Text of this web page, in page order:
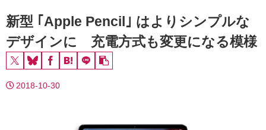
新型 ｢Apple Pencil｣ はよりシンプルな
デザインに 充電方式も変更になる模様
2018-10-30